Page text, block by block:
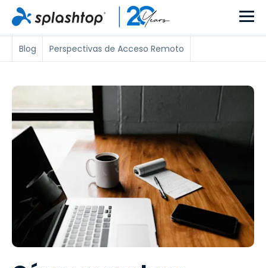
Blog Perspectivas de Acceso Remoto